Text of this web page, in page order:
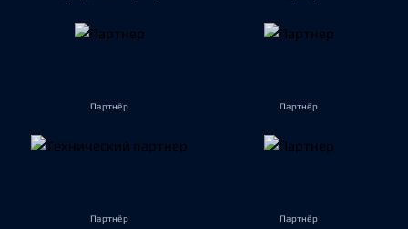
Партнёр Партнёр
Партнёр Партнёр